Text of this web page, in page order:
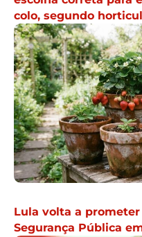
colo, segundo
Lula volta a
Segurança Pública